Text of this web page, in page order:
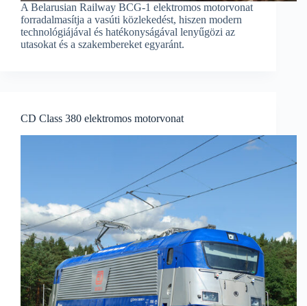
A Belarusian Railway BCG-1 elektromos motorvonat
forradalmasítja a vasúti közlekedést, hiszen modern
technológiájával és hatékonyságával lenyűgözi az
utasokat és a szakembereket egyaránt.
CD Class 380 elektromos motorvonat